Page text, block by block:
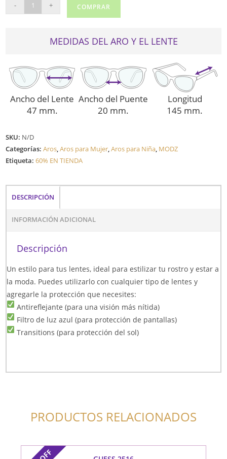
UPTON
- + COMPRAR
MEDIDAS DEL ARO Y EL LENTE
Ancho del Lente
47 mm.
Ancho del Puente
20 mm.
Longitud
145 mm.
SKU: N/D
Categorías:Aros,Aros para Mujer,Aros para Niña, MODZ
Etiqueta:60% EN TIENDA
DESCRIPCIÓN
INFORMACIÓN ADICIONAL
Descripción
Un estilo para tus lentes, ideal para estilizar tu rostro y estar a
la moda. Puedes utilizarlo con cualquier tipo de lentes y
agregarle la protección que necesites:
Antireflejante (para una visión más nítida)
Filtro de luz azul (para protección de pantallas)
Transitions (para protección del sol)
PRODUCTOS RELACIONADOS